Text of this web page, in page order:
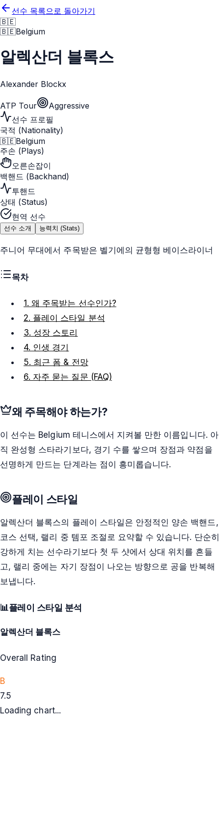
선수 목록으로 돌아가기
🇧🇪
🇧🇪Belgium
알렉산더 블록스
Alexander Blockx
ATP Tour
Aggressive
선수 프로필
국적 (Nationality)
🇧🇪Belgium
주손 (Plays)
오른손잡이
백핸드 (Backhand)
투핸드
상태 (Status)
현역 선수
선수 소개 능력치 (Stats)
주니어 무대에서 주목받은 벨기에의 균형형 베이스라이너
목차
1. 왜 주목받는 선수인가?
2. 플레이 스타일 분석
3. 성장 스토리
4. 인생 경기
5. 최근 폼 & 전망
6. 자주 묻는 질문 (FAQ)
왜 주목해야 하는가?
이 선수는 Belgium 테니스에서 지켜볼 만한 이름입니다. 아
직 완성형 스타라기보다, 경기 수를 쌓으며 장점과 약점을
선명하게 만드는 단계라는 점이 흥미롭습니다.
플레이 스타일
알렉산더 블록스의 플레이 스타일은 안정적인 양손 백핸드,
코스 선택, 랠리 중 템포 조절로 요약할 수 있습니다. 단순히
강하게 치는 선수라기보다 첫 두 샷에서 상대 위치를 흔들
고, 랠리 중에는 자기 장점이 나오는 방향으로 공을 반복해
보냅니다.
📊플레이 스타일 분석
알렉산더 블록스
Overall Rating
B
7.5
Loading chart...